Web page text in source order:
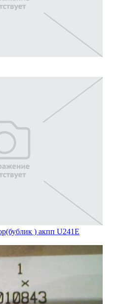
) акпп U241E